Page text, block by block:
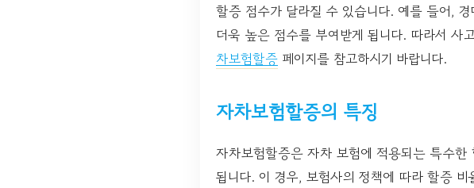
할증 점수가 달라질 수 있습니다. 예를 들어,
더욱 높은 점수를 부여받게 됩니다. 따라서 사
차보험할증 페이지를 참고하시기 바랍니다.
자차보험할증의 특징
자차보험할증은 자차 보험에 적용되는 특수
됩니다. 이 경우, 보험사의 정책에 따라 할증